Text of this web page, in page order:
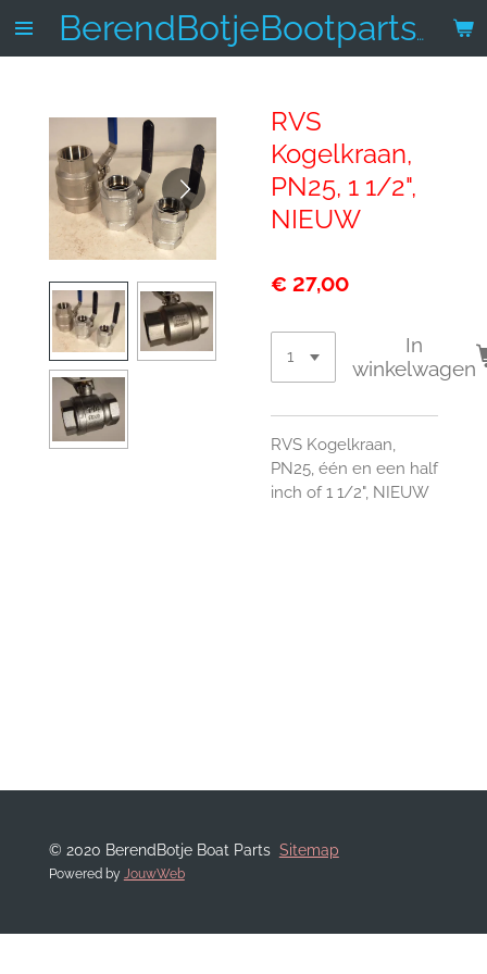
Ga
hoofdinhoud
BerendBotjeBootparts.nl
RVS
Kogelkraan,
PN25, 1 1/2",
NIEUW
€ 27,00
In
winkelwagen
RVS Kogelkraan,
PN25, één en een half
inch of 1 1/2", NIEUW
© 2020 BerendBotje Boat Parts Sitemap
Powered by JouwWeb